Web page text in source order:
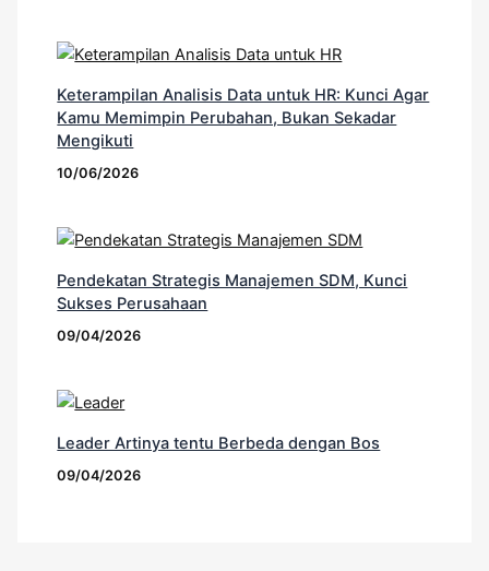
Keterampilan Analisis Data untuk HR: Kunci Agar
Kamu Memimpin Perubahan, Bukan Sekadar
Mengikuti
10/06/2026
Pendekatan Strategis Manajemen SDM, Kunci
Sukses Perusahaan
09/04/2026
Leader Artinya tentu Berbeda dengan Bos
09/04/2026